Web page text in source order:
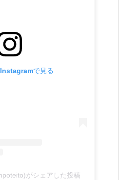
で見る
がシェアした投稿